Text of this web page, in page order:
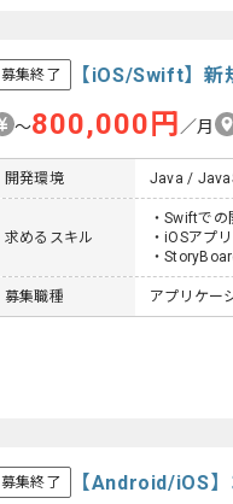
募集終了 【iOS/Swift】新
〜800,000円 ／月
開発環境 Java /
求めるスキル
・Swiftでの
・iOSアプ
・
募集職種 アプリケー
募集終了 【Android/iOS